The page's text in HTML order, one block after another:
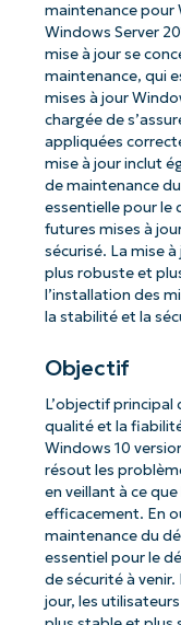
maintenance pour
Windows Server
mise à jour se
maintenance, qui
mises à jour
chargée de
appliquées
mise à jour inclut
de maintenance
essentielle pour le
futures mises à
sécurisé. La mise
plus robuste et
l’installation des
la stabilité et la
Objectif
L’objectif principal
qualité et la
Windows 10
résout les
en veillant à ce
efficacement. En
maintenance du
essentiel pour le
de sécurité à
jour, les